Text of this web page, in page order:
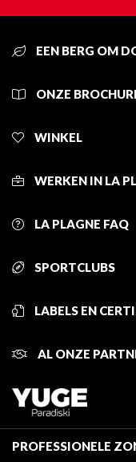
EEN BERG OM
ONZE
WINKEL
WERKEN IN LA
LA PLAGNE FAQ
SPORTCLUBS
LABELS EN
AL ONZE
PROFESSIONELE